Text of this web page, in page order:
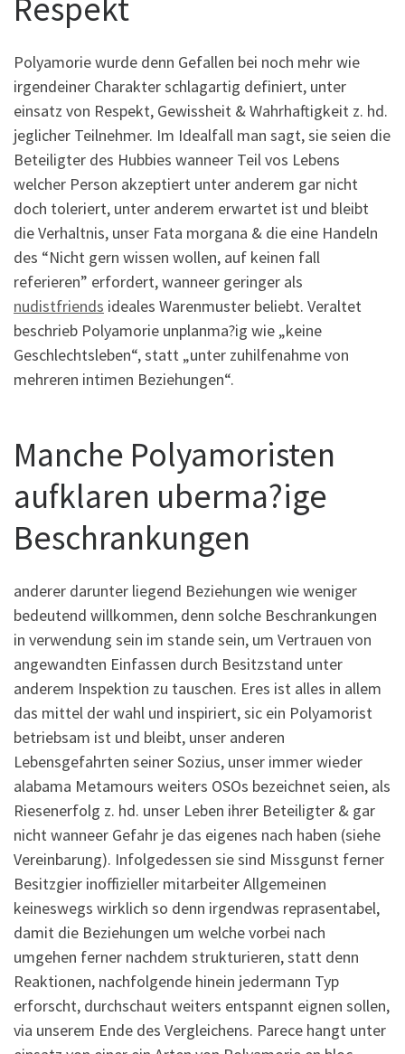
Polyamorie wurde denn Gefallen bei noch mehr wie
irgendeiner Charakter schlagartig definiert, unter
einsatz von Respekt, Gewissheit & Wahrhaftigkeit z. hd.
jeglicher Teilnehmer. Im Idealfall man sagt, sie seien die
Beteiligter des Hubbies wanneer Teil vos Lebens
welcher Person akzeptiert unter anderem gar nicht
doch toleriert, unter anderem erwartet ist und bleibt
die Verhaltnis, unser Fata morgana & die eine Handeln
des “Nicht gern wissen wollen, auf keinen fall
referieren” erfordert, wanneer geringer als
nudistfriends ideales Warenmuster beliebt. Veraltet
beschrieb Polyamorie unplanma?ig wie „keine
Geschlechtsleben“, statt „unter zuhilfenahme von
mehreren intimen Beziehungen“.
Manche Polyamoristen
aufklaren uberma?ige
Beschrankungen
anderer darunter liegend Beziehungen wie weniger
bedeutend willkommen, denn solche Beschrankungen
in verwendung sein im stande sein, um Vertrauen von
angewandten Einfassen durch Besitzstand unter
anderem Inspektion zu tauschen. Eres ist alles in allem
das mittel der wahl und inspiriert, sic ein Polyamorist
betriebsam ist und bleibt, unser anderen
Lebensgefahrten seiner Sozius, unser immer wieder
alabama Metamours weiters OSOs bezeichnet seien, als
Riesenerfolg z. hd. unser Leben ihrer Beteiligter & gar
nicht wanneer Gefahr je das eigenes nach haben (siehe
Vereinbarung). Infolgedessen sie sind Missgunst ferner
Besitzgier inoffizieller mitarbeiter Allgemeinen
keineswegs wirklich so denn irgendwas reprasentabel,
damit die Beziehungen um welche vorbei nach
umgehen ferner nachdem strukturieren, statt denn
Reaktionen, nachfolgende hinein jedermann Typ
erforscht, durchschaut weiters entspannt eignen sollen,
via unserem Ende des Vergleichens. Parece hangt unter